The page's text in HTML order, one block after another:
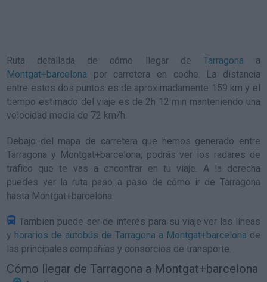
Ruta detallada de cómo llegar de Tarragona a
Montgat+barcelona por carretera en coche. La distancia
entre estos dos puntos es de aproximadamente 159 km y el
tiempo estimado del viaje es de 2h 12 min manteniendo una
velocidad media de 72 km/h.
Debajo del mapa de carretera que hemos generado entre
Tarragona y Montgat+barcelona, podrás ver los radares de
tráfico que te vas a encontrar en tu viaje. A la derecha
puedes ver la ruta paso a paso de cómo ir de Tarragona
hasta Montgat+barcelona.
Tambien puede ser de interés para su viaje ver las líneas
y horarios de autobús de Tarragona a Montgat+barcelona de
las principales compañías y consorcios de transporte.
Cómo llegar de Tarragona a Montgat+barcelona